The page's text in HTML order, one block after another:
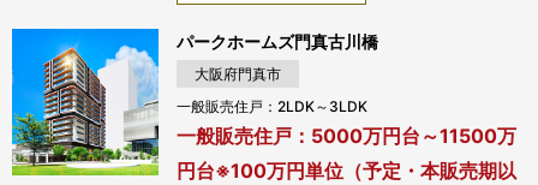
パークホームズ門真古川橋
大阪府門真市
一般販売住戸：2LDK～3LDK
一般販売住戸：5000万円台～11500万
円台※100万円単位（予定・本販売期以